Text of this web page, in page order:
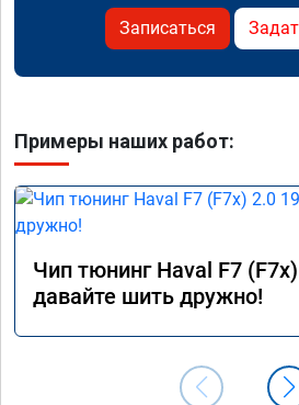
Записаться
Примеры наших работ:
Чип тюнинг Haval F7
давайте шить дружно!